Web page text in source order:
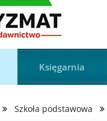
Księgarnia
Szkoła podstawowa